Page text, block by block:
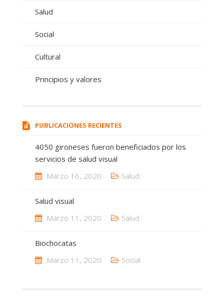
Salud
Social
Cultural
Principios y valores
PUBLICACIONES RECIENTES
4050 gironeses fueron beneficiados por los
servicios de salud visual
Marzo 16, 2020
Salud
Salud visual
Marzo 11, 2020
Salud
Biochocatas
Marzo 11, 2020
Social